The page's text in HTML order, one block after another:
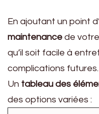
En ajoutant un point
maintenance de
qu’il soit facile à
complications futures.
Un tableau des
des options variées :